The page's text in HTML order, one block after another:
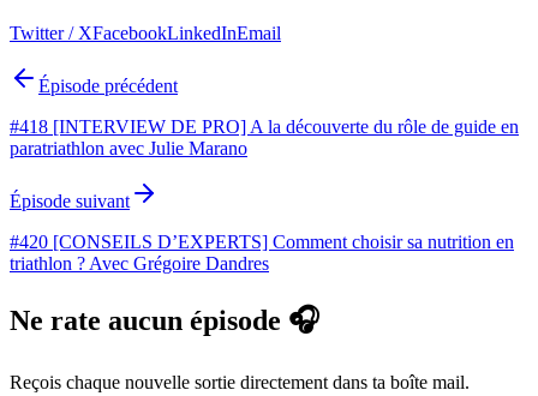
Twitter / XFacebookLinkedInEmail
Épisode précédent
#418 [INTERVIEW DE PRO] A la découverte du rôle de guide en
paratriathlon avec Julie Marano
Épisode suivant
#420 [CONSEILS D’EXPERTS] Comment choisir sa nutrition en
triathlon ? Avec Grégoire Dandres
Ne rate aucun épisode 🎧
Reçois chaque nouvelle sortie directement dans ta boîte mail.